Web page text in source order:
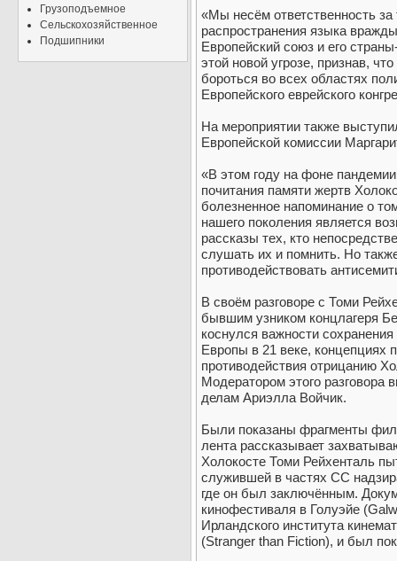
Грузоподъемное
Сельскохозяйственное
Подшипники
«Мы несём ответственность
распространения языка
Европейский союз и его
этой новой угрозе, признав,
бороться во всех областях
Европейского еврейского
На мероприятии также
Европейской комиссии
«В этом году на фоне
почитания памяти жертв
болезненное напоминание о
нашего поколения является
рассказы тех, кто
слушать их и помнить. Но
противодействовать
В своём разговоре с Томи
бывшим узником концлагеря
коснулся важности
Европы в 21 веке, концепциях
противодействия отрицанию
Модератором этого разговора
делам Ариэлла Войчик.
Были показаны фрагменты
лента рассказывает
Холокосте Томи Рейхенталь
служившей в частях СС
где он был заключённым.
кинофестиваля в Голуэйе
Ирландского института
(Stranger than Fiction), и был